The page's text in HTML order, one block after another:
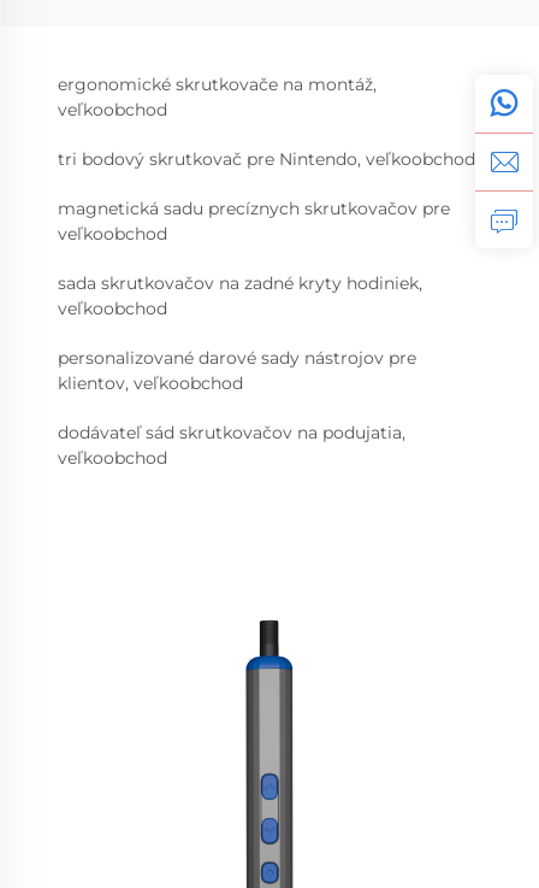
ergonomické skrutkovače na montáž,
veľkoobchod
tri bodový skrutkovač pre Nintendo, veľkoobchod
magnetická sadu precíznych skrutkovačov pre
veľkoobchod
sada skrutkovačov na zadné kryty hodiniek,
veľkoobchod
personalizované darové sady nástrojov pre
klientov, veľkoobchod
dodávateľ sád skrutkovačov na podujatia,
veľkoobchod